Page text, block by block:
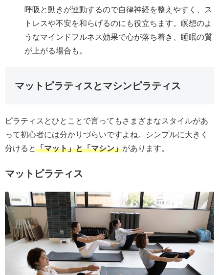
呼吸と動きが連動するので自律神経を整えやすく、ス
トレスや不安を和らげるのにも役立ちます。瞑想のよ
うなマインドフルネス効果で心が落ち着き、睡眠の質
が上がる場合も。
マットピラティスとマシンピラティス
ピラティスとひとことで言ってもさまざまなスタイルがあ
って初心者には分かりづらいですよね。シンプルに大きく
分けると「マット」と「マシン」があります。
マットピラティス